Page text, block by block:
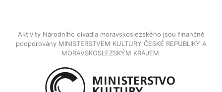
Aktivity Národního divadla moravskoslezského jsou finančně
podporovány MINISTERSTVEM KULTURY ČESKÉ REPUBLIKY A
MORAVSKOSLEZSKÝM KRAJEM.